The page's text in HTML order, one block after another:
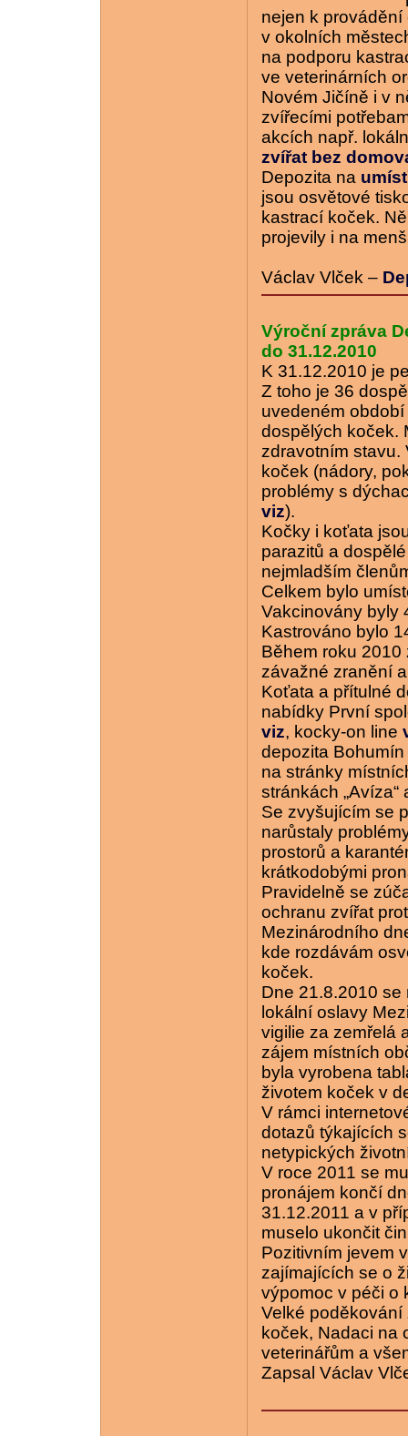
nejen k
v okolních
na podporu
ve veterinárních
Novém Jičíně i v
zvířecími
akcích např.
zvířat bez
Depozita na
jsou osvětové
kastrací koček.
projevily i na
Václav Vlček –
Výroční zpráva
do 31.12.2010
K 31.12.2010 je
Z toho je 36
uvedeném
dospělých koček.
zdravotním stavu.
koček (nádory,
problémy s
viz).
Kočky i koťata
parazitů a
nejmladším
Celkem bylo
Vakcinovány byly
Kastrováno bylo
Během roku
závažné zranění
Koťata a přítulné
nabídky První
viz, kocky-on line
depozita Bohumín
na stránky
stránkách „Avíza“
Se zvyšujícím se
narůstaly
prostorů a
krátkodobými
Pravidelně se
ochranu zvířat
Mezinárodního
kde rozdávám
koček.
Dne 21.8.2010
lokální oslavy
vigilie za zemřelá
zájem místních
byla vyrobena
životem koček v
V rámci
dotazů týkajících
netypických
V roce 2011 se
pronájem končí
31.12.2011 a v
muselo ukončit
Pozitivním jevem
zajímajících se o
výpomoc v péči o
Velké
koček, Nadaci na
veterinářům a
Zapsal Václav